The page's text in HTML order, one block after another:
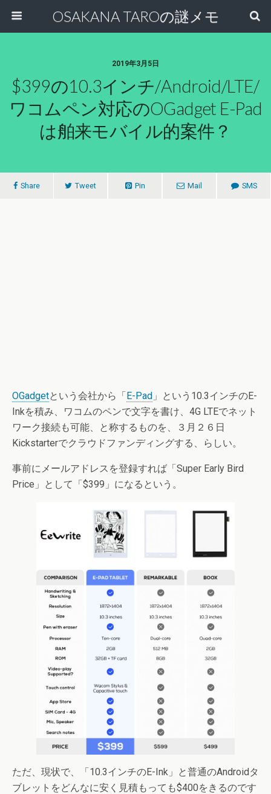
OSAKANA TAROの謎メモ
2019年3月5日
$399の10.3インチ/Android/LTE/
ワコムペン対応のOGadget E-Pad
は舶来モバイル的案件？
Share Tweet Pin Mail SMS
OGadgetという会社から「E-Pad 」という10.3インチのE-
Inkを積み、ワコムのペンで文字を書け、4G LTEでネット
ワーク接続も可能、と称するものを、３月２６日
Kickstarterでクラウドファンディングする、らしい。
事前にメールアドレスを登録すれば「Super Early Bird
Price」として「$399」になるという。
ただ、現状で、「10.3インチのE-Ink」と普通のAndroidタ
ブレットをどんなに安く見積もっても$400をきるのです